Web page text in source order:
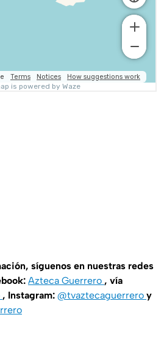
síguenos en nuestras redes
Azteca Guerrero , vía
, Instagram: @tvaztecaguerrero y